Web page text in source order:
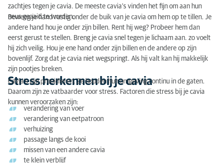
zachtjes tegen je cavia. De meeste cavia’s vinden het fijn om aan hun
neus geaaid te worden.
Beweeg je hand rustig onder de buik van je cavia om hem op te tillen. Je
andere hand hou je onder zijn billen. Rent hij weg? Probeer hem dan
eerst gerust te stellen. Breng je cavia snel tegen je lichaam aan. zo voelt
hij zich veilig. Hou je ene hand onder zijn billen en de andere op zijn
bovenlijf. Zorg dat je cavia niet wegspringt. Als hij valt kan hij makkelijk
zijn pootjes breken.
Stress herkennen bij je cavia
Cavia’s zijn prooidieren. Ze houden hun omgeving continu in de gaten.
Daarom zijn ze vatbaarder voor stress. Factoren die stress bij je cavia
kunnen veroorzaken zijn:
verandering van voer
verandering van eetpatroon
verhuizing
passage langs de kooi
missen van een andere cavia
te klein verblijf